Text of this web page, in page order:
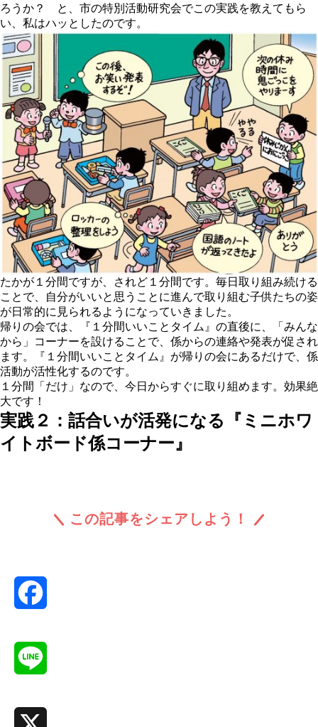
ろうか？ と、市の特別活動研究会でこの実践を教えてもら
い、私はハッとしたのです。
たかが１分間ですが、されど１分間です。毎日取り組み続ける
ことで、自分がいいと思うことに進んで取り組む子供たちの姿
が日常的に見られるようになっていきました。
帰りの会では、『１分間いいことタイム』の直後に、
「みんな
から」コーナーを設けることで、係からの連絡や発表が促され
ます。『１分間いいことタイム』が帰りの会にあるだけで、係
活動が活性化するのです。
１分間「だけ」なので、今日からすぐに取り組めます。効果絶
大です！
実践２：話合いが活発になる『ミニホワ
イトボード係コーナー』
この記事をシェアしよう！